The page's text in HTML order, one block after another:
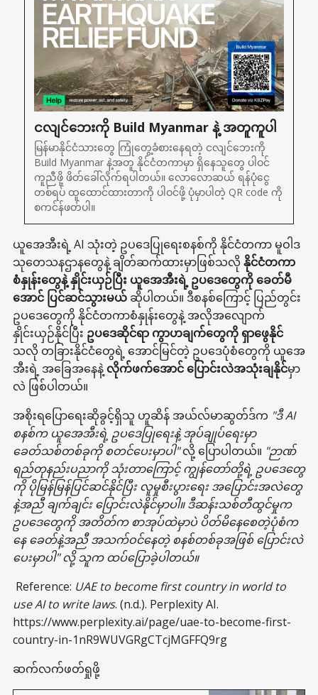
ငလျင်ဘေးကို Build Myanmar နဲ့ အတူကူပါ
မြန်မာနိုင်ငံသားတွေ ကြုံတွေ့ခံစားနေရတဲ့ ငလျင်ဘေးကို
Build Myanmar နဲ့အတူ နိုင်ငံတကာမှာ ရှိနေသူတွေ ပါဝင်
ကူညီဖို့ ဖိတ်ခေါ်လိုက်ရပါတယ်။ လောလောဆယ် ရန်ပုံငွေ
တစ်ရပ် ထူထောင်ထားတာကို ပါဝင်ဖို့ ပုံမှာပါတဲ့ QR code ကို
စကင်န်ဖတ်ပါ။
ယူအေအီးရဲ့ AI သုံးတဲ့ ဥပဒေပြုရေးစနစ်ကို နိုင်ငံတကာ မူဝါဒ
သုတေသနဌာနတွေနဲ့ ချိတ်ဆက်ထားမှာဖြစ်သလိုနိုင်ငံတကာ
စံနှုန်းတွေနဲ့ နှိုင်းယှဉ်ပြီး ယူအေအီးရဲ့ ဥပဒေတွေကို ခေတ်မီ
အောင် ပြင်ဆင်သွားမယ် ဆိုပါတယ်။ ဒီစနစ်ကြောင့် ပြည်တွင်း
ဥပဒေတွေကို နိုင်ငံတကာစံနှုန်းတွေနဲ့ အလိုအလျောက်
နှိုင်းယှဉ်နိုင်ပြီး ဥပဒေဆိုင်ရာ ကွာဟချက်တွေကို ရှာဖွေနိုင်
သလို တခြားနိုင်ငံတွေရဲ့ အောင်မြင်တဲ့ ဥပဒေပုံစံတွေကို ယူအေ
အီးရဲ့ အခြေအနေနဲ့ လိုက်ဖက်အောင် ပြောင်းလဲအသုံးချနိုင်မှာ
လဲ ဖြစ်ပါတယ်။
အစိုးရပြောရေးဆိုခွင့်ရှိသူ ဟူဆိန် အယ်လ်မာဆွတ်ဒ်က "ဒီ AI
စနစ်က ယူအေအီးရဲ့ ဥပဒေပြုရေးနဲ့ အုပ်ချုပ်ရေးမှာ
ခေတ်သစ်တစ်ခုကို စတင်ပေးမှာပါ"လို့ ပြောပါတယ်။ "ဉာဏ်
ရည်တုနည်းပညာကို သုံးတာကြောင့် ကျွန်တော်တို့ရဲ့ ဥပဒေတွေ
ကို ပိုမြန်မြန်ပြင်ဆင်နိုင်ပြီး လူမှုစီးပွားရေး အပြောင်းအလဲတွေ
နဲ့အညီ ချက်ချင်း ပြောင်းလဲနိုင်မှာပါ။ ဒီဆန်းသစ်တီထွင်မှုက
ဥပဒေတွေကို အတိတ်က စာအုပ်ထဲမှာပဲ ပိတ်မိနေစေတဲ့ပုံစံက
နေ ခေတ်နဲ့အညီ အသက်ဝင်နေတဲ့ စနစ်တစ်ခုအဖြစ် ပြောင်းလဲ
ပေးမှာပါ" လို့ သူက ထပ်ပြောခဲ့ပါတယ်။
Reference: UAE to become first country in world to
use AI to write laws. (n.d.). Perplexity AI.
https://www.perplexity.ai/page/uae-to-become-first-
country-in-1nR9WUVGRgCTcjMGFFQ9rg
ဆက်လက်ဖတ်ရှုဖို့